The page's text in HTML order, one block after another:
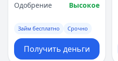
Одобрение
Высокое
Займ бесплатно Срочно
Получить деньги